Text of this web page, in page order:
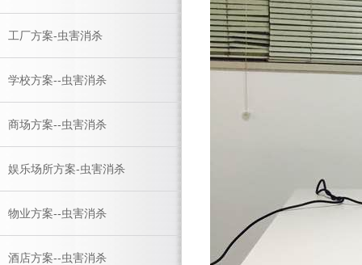
工厂方案-虫害消杀
学校方案--虫害消杀
商场方案--虫害消杀
娱乐场所方案-虫害消杀
物业方案--虫害消杀
酒店方案--虫害消杀